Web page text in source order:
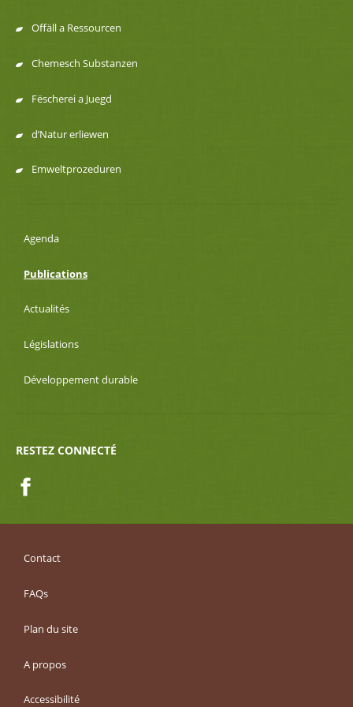
Offäll a Ressourcen
Chemesch Substanzen
Fëscherei a Juegd
d’Natur erliewen
Emweltprozeduren
Agenda
Publications
Actualités
Législations
Développement durable
RESTEZ CONNECTÉ
Contact
FAQs
Plan du site
A propos
Accessibilité